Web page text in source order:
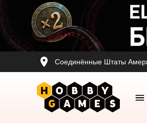
Соединённые Штаты